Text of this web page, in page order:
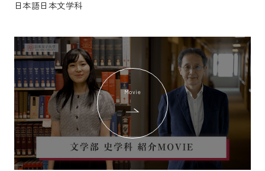
日本語日本文学科
Movie